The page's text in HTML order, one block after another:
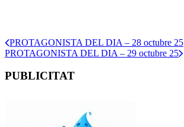
PROTAGONISTA DEL DIA – 28 octubre 25
PROTAGONISTA DEL DIA – 29 octubre 25
PUBLICITAT